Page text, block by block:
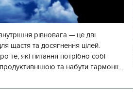
рівновага — це дві
щастя та досягнення цілей.
те, які питання потрібно собі
та набути гармонії.